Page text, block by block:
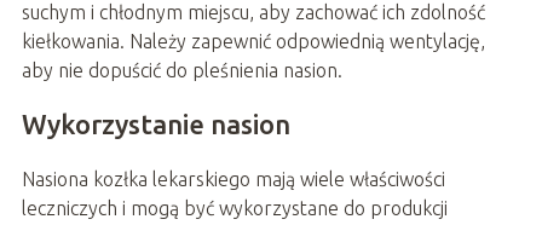
suchym i chłodnym miejscu, aby zachować ich zdolność
kiełkowania. Należy zapewnić odpowiednią wentylację,
aby nie dopuścić do pleśnienia nasion.
Wykorzystanie nasion
Nasiona kozłka lekarskiego mają wiele właściwości
leczniczych i mogą być wykorzystane do produkcji